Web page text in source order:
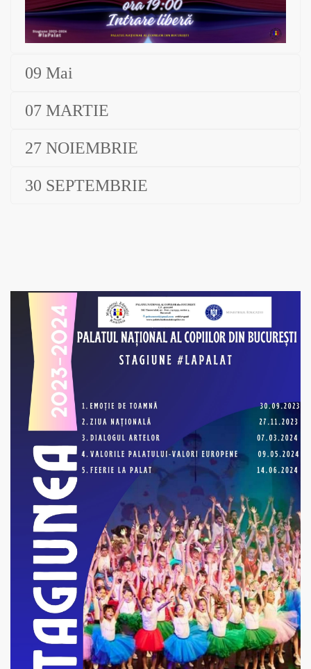
09 Mai
07 MARTIE
27 NOIEMBRIE
30 SEPTEMBRIE